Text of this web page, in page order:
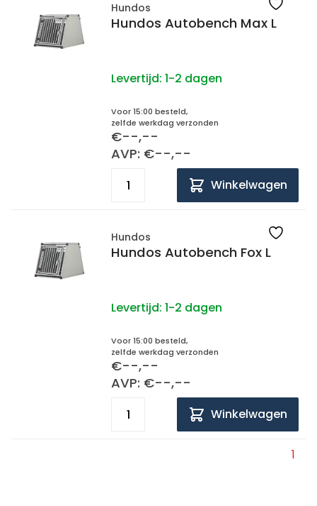
Hundos
Hundos Autobench Max L
Levertijd: 1-2 dagen
Voor 15:00 besteld,
zelfde werkdag verzonden
€--,--
AVP: €--,--
Winkelwagen
Hundos
Hundos Autobench Fox L
Levertijd: 1-2 dagen
Voor 15:00 besteld,
zelfde werkdag verzonden
€--,--
AVP: €--,--
Winkelwagen
1